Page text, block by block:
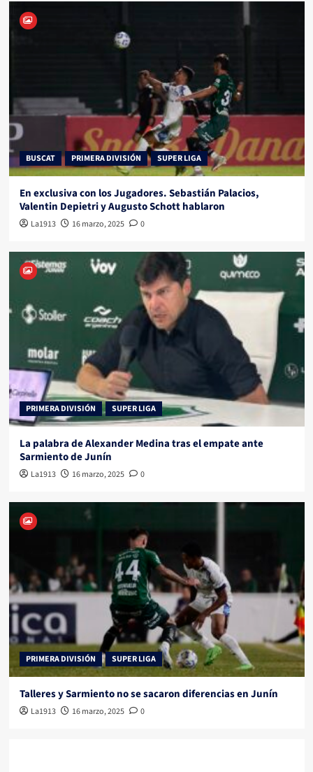
BUSCAT PRIMERA DIVISIÓN SUPER LIGA
En exclusiva con los Jugadores. Sebastián Palacios,
Valentin Depietri y Augusto Schott hablaron
La1913 16 marzo, 2025 0
PRIMERA DIVISIÓN SUPER LIGA
La palabra de Alexander Medina tras el empate ante
Sarmiento de Junín
La1913 16 marzo, 2025 0
PRIMERA DIVISIÓN SUPER LIGA
Talleres y Sarmiento no se sacaron diferencias en Junín
La1913 16 marzo, 2025 0